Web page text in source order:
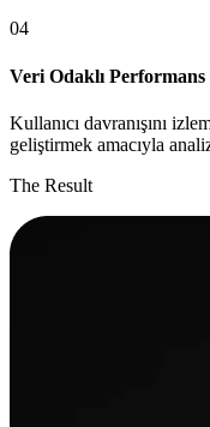
04
Veri Odaklı
Kullanıcı davranışını
geliştirmek amacıyla
The Result